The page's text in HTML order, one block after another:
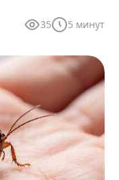
35 5 минут